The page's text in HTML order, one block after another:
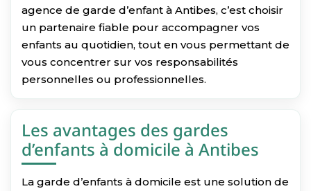
agence de garde d’enfant à Antibes, c’est choisir
un partenaire fiable pour accompagner vos
enfants au quotidien, tout en vous permettant de
vous concentrer sur vos responsabilités
personnelles ou professionnelles.
Les avantages des gardes
d’enfants à domicile à Antibes
La garde d’enfants à domicile est une solution de